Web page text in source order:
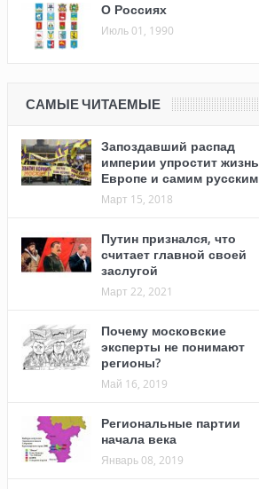
О Россиях
Июль 01, 1990
САМЫЕ ЧИТАЕМЫЕ
Запоздавший распад
империи упростит жизнь
Европе и самим русским
Март 15, 2018
Путин признался, что
считает главной своей
заслугой
Март 22, 2021
Почему московские
эксперты не понимают
регионы?
Май 16, 2019
Региональные партии
начала века
Январь 08, 2019